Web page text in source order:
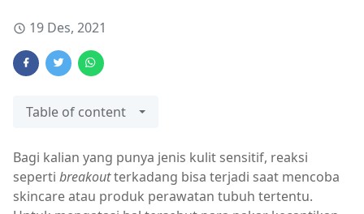
19 Des, 2021
Table of content
Bagi kalian yang punya jenis kulit sensitif, reaksi
seperti breakoutterkadang bisa terjadi saat mencoba
skincare atau produk perawatan tubuh tertentu.